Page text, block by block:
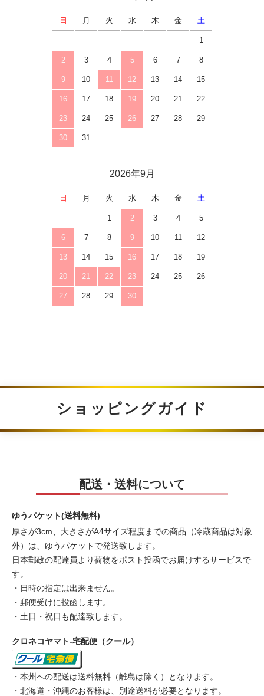
日 月 火 水 木 金 土
1
2 3 4 5 6 7 8
9 10 11 12 13 14 15
16 17 18 19 20 21 22
23 24 25 26 27 28 29
30 31
2026年9月
日 月 火 水 木 金 土
1 2 3 4 5
6 7 8 9 10 11 12
13 14 15 16 17 18 19
20 21 22 23 24 25 26
27 28 29 30
ショッピングガイド
配送・送料について
ゆうパケット(送料無料)
厚さが3cm、大きさがA4サイズ程度までの商品（冷蔵商品は対象
外）は、ゆうパケットで発送致します。
日本郵政の配達員より荷物をポスト投函でお届けするサービスで
す。
・日時の指定は出来ません。
・郵便受けに投函します。
・土日・祝日も配達致します。
クロネコヤマト-宅配便（クール）
・本州への配送は送料無料（離島は除く）となります。
・北海道・沖縄のお客様は、別途送料が必要となります。